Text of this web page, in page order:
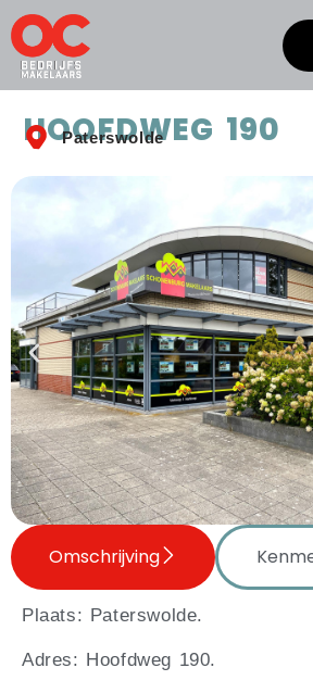
HOOFDWEG 190
Paterswolde
Omschrijving
Plaats: Paterswolde.
Adres: Hoofdweg 190.